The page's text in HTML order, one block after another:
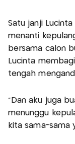
Satu janji
menanti
bersama calon
Lucinta
tengah
"Dan aku juga
menunggu
kita sama-sama